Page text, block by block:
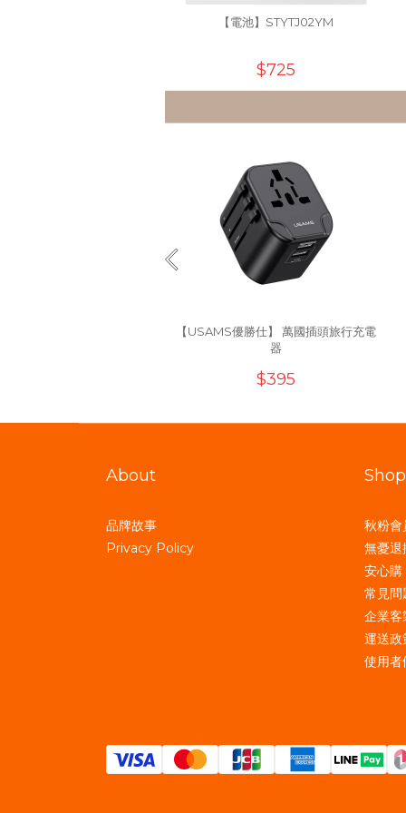
【電池】STYTJ02YM
$725
【USAMS優勝仕】 萬國插頭旅行充電
器
$395
About
品牌故事
Privacy Policy
秋粉會
無憂退
安心購
常見問
企業客
運送政
使用者